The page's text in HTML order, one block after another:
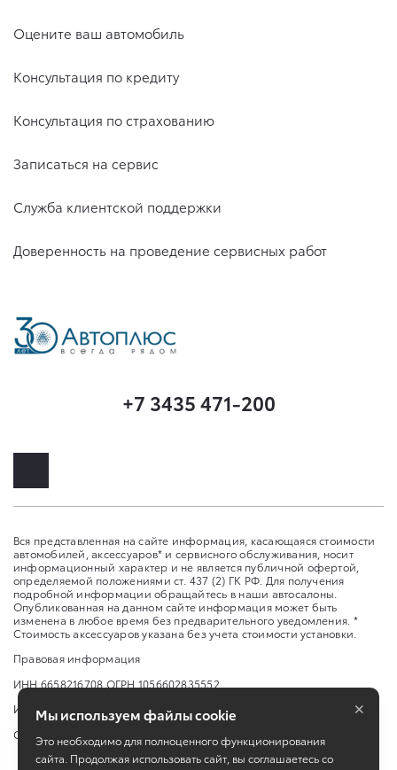
Оцените ваш автомобиль
Консультация по кредиту
Консультация по страхованию
Записаться на сервис
Служба клиентской поддержки
Доверенность на проведение сервисных работ
+7 3435 471-200
Вся представленная на сайте информация, касающаяся стоимости
автомобилей, аксессуаров* и сервисного обслуживания, носит
информационный характер и не является публичной офертой,
определяемой положениями ст. 437 (2) ГК РФ. Для получения
подробной информации обращайтесь в наши автосалоны.
Опубликованная на данном сайте информация может быть
изменена в любое время без предварительного уведомления. *
Стоимость аксессуаров указана без учета стоимости установки.
Правовая информация
ИНН 6658216708 ОГРН 1056602835552
Изменить настройку cookies
Сбросить cookie
Мы используем файлы cookie
Это необходимо для полноценного функционирования
сайта. Продолжая использовать сайт, вы соглашаетесь со
×